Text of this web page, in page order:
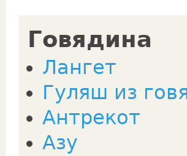
Говядина
Лангет
Гуляш из
Антрекот
Азу